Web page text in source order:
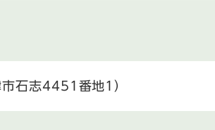
石志4451番地1）